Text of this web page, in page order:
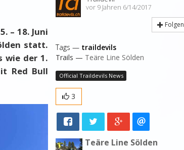
– 18. Juni
statt.
wie der 1.
Red Bull
vor 9 Jahren 6/14/2017
Folgen
Tags — traildevils
Trails — Teäre Line Sölden
Official Traildevils News
3
Teäre Line Sölden